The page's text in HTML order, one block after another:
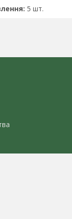
5 шт.